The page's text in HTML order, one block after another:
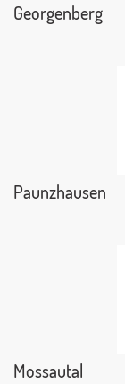
Georgenberg
Paunzhausen
Mossautal